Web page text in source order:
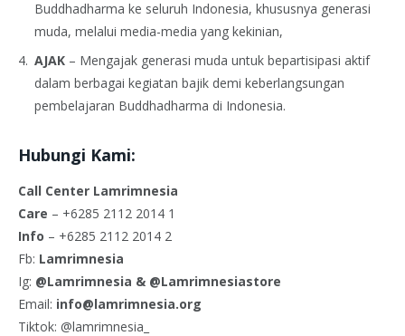
Buddhadharma ke seluruh Indonesia, khususnya generasi
muda, melalui media-media yang kekinian,
AJAK – Mengajak generasi muda untuk bepartisipasi aktif
dalam berbagai kegiatan bajik demi keberlangsungan
pembelajaran Buddhadharma di Indonesia.
Hubungi Kami:
Call Center Lamrimnesia
Care – +6285 2112 2014 1
Info – +6285 2112 2014 2
Fb: Lamrimnesia
Ig: @Lamrimnesia & @Lamrimnesiastore
Email: info@lamrimnesia.org
Tiktok: @lamrimnesia_